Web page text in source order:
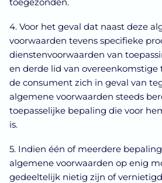
4. Voor het geval dat naast deze
voorwaarden tevens specifieke
dienstenvoorwaarden van
en derde lid van overeenkomstige
de consument zich in geval van
algemene voorwaarden steeds
toepasselijke bepaling die voor
is.
5. Indien één of meerdere
algemene voorwaarden op enig
gedeeltelijk nietig zijn of